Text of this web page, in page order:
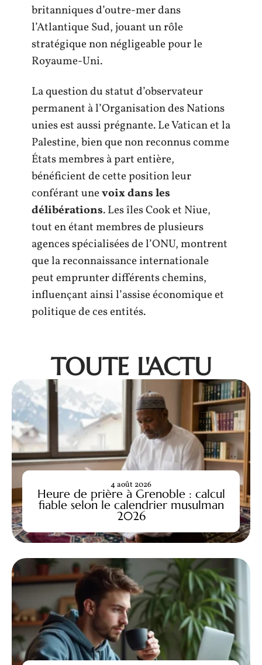
britanniques d’outre-mer dans
l’Atlantique Sud, jouant un rôle
stratégique non négligeable pour le
Royaume-Uni.
La question du statut d’observateur
permanent à l’Organisation des Nations
unies est aussi prégnante. Le Vatican et la
Palestine, bien que non reconnus comme
États membres à part entière,
bénéficient de cette position leur
conférant unevoix dans les
délibérations. Les îles Cook et Niue,
tout en étant membres de plusieurs
agences spécialisées de l’ONU, montrent
que la reconnaissance internationale
peut emprunter différents chemins,
influençant ainsi l’assise économique et
politique de ces entités.
TOUTE L'ACTU
Heure de prière à Grenoble : calcul
fiable selon le calendrier musulman
2026
4 août 2026